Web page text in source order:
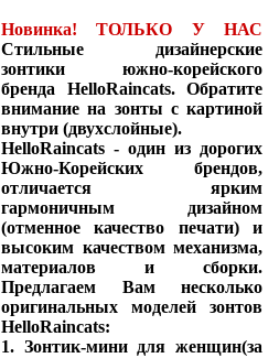
Новинка! ТОЛЬКО У НАС
Стильные дизайнерские
зонтики южно-корейского
бренда HelloRaincats. Обратите
внимание на зонты с картиной
внутри (двухслойные).
HelloRaincats - один из дорогих
Южно-Корейских брендов,
отличается ярким
гармоничным дизайном
(отменное качество печати) и
высоким качеством механизма,
материалов и сборки.
Предлагаем Вам несколько
оригинальных моделей зонтов
HelloRaincats:
1. Зонтик-мини для женщин(за